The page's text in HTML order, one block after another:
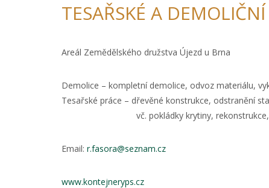
TESAŘSKÉ A
Areál Zemědělského družstva Újezd u Brna
Demolice – kompletní demolice, odvoz materiálu,
Tesařské práce – dřevěné konstrukce, odstranění
vč. pokládky krytiny, rekonstrukce,
Email: r.fasora@seznam.cz
www.kontejneryps.cz